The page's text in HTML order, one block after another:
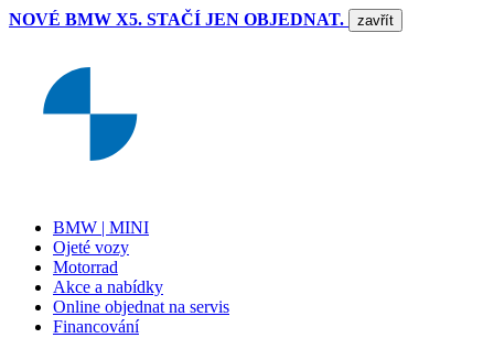
NOVÉ BMW X5. STAČÍ JEN OBJEDNAT. zavřít
BMW | MINI
Ojeté vozy
Motorrad
Akce a nabídky
Online objednat na servis
Financování